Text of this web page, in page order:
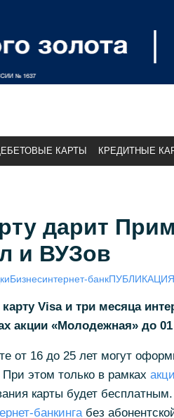
КАРТЫ КРЕДИТНЫЕ
дарит
и ВУЗов
Бизнесинтернет-банкПУБЛИКАЦИЯ
Visa и три месяца
акции «Молодежная» до 01
от 16 до 25 лет могут
этом только в рамках
карты будет
банкинга без